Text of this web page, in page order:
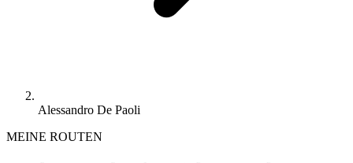
Alessandro De Paoli
MEINE ROUTEN